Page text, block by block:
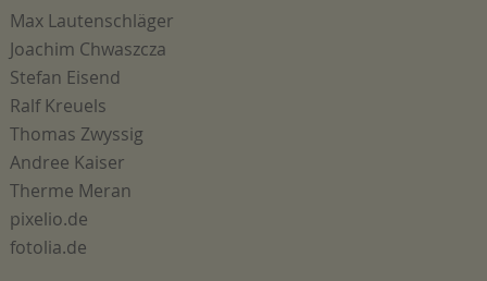
Max Lautenschläger
Joachim Chwaszcza
Stefan Eisend
Ralf Kreuels
Thomas Zwyssig
Andree Kaiser
Therme Meran
pixelio.de
fotolia.de